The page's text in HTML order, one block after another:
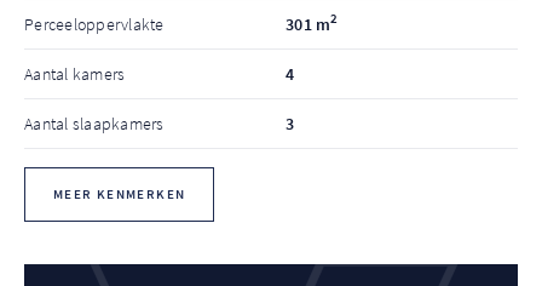
Perceeloppervlakte 301 m2
Aantal kamers 4
Aantal slaapkamers 3
MEER KENMERKEN